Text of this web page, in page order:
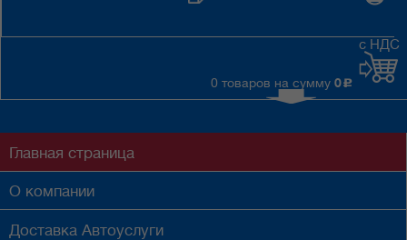
0 товаров на сумму 0 c
с НДС
Главная страница
О компании
Доставка Автоуслуги